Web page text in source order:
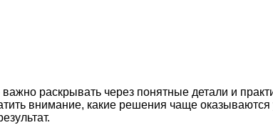
раскрывать через понятные детали и
внимание, какие решения чаще